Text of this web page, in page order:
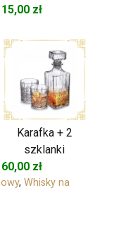
15,00 zł
Karafka + 2
szklanki
60,00 zł
, Whisky na